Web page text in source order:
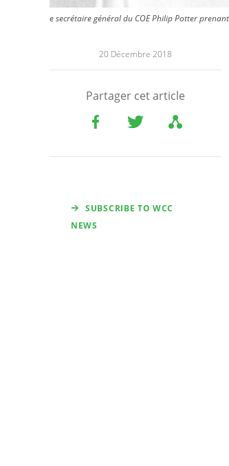
e secrétaire général du COE Philip Potter
20 Décembre 2018
Partager cet article
SUBSCRIBE TO WCC
NEWS